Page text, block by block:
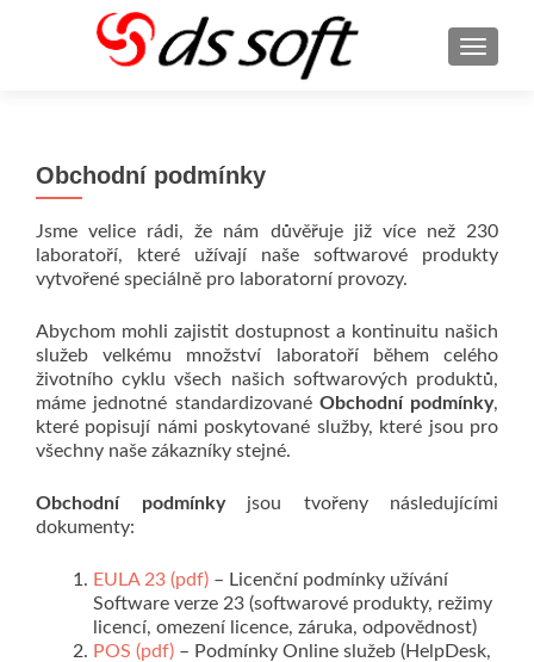
Obchodní podmínky
Jsme velice rádi, že nám důvěřuje již více než 230
laboratoří, které užívají naše softwarové produkty
vytvořené speciálně pro laboratorní provozy.
Abychom mohli zajistit dostupnost a kontinuitu našich
služeb velkému množství laboratoří během celého
životního cyklu všech našich softwarových produktů,
máme jednotné standardizované Obchodní podmínky,
které popisují námi poskytované služby, které jsou pro
všechny naše zákazníky stejné.
Obchodní podmínkyjsou tvořeny následujícími
dokumenty:
EULA 23 (pdf) – Licenční podmínky užívání
Software verze 23 (softwarové produkty, režimy
licencí, omezení licence, záruka, odpovědnost)
POS (pdf) – Podmínky Online služeb (HelpDesk,